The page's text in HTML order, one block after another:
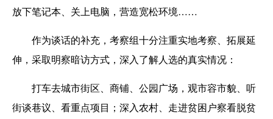
放下笔记本、关上电脑，营造宽松环境……
作为谈话的补充，考察组十分注重实地考察、拓展延
伸，采取明察暗访方式，深入了解人选的真实情况：
打车去城市街区、商铺、公园广场，观市容市貌、听
街谈巷议、看重点项目；深入农村、走进贫困户察看脱贫